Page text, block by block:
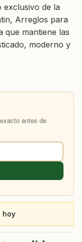
exclusivo de la
Arreglos para
que mantiene las
moderno y
antes de
hoy